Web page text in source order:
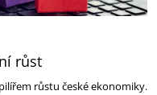
růst
růstu české ekonomiky.